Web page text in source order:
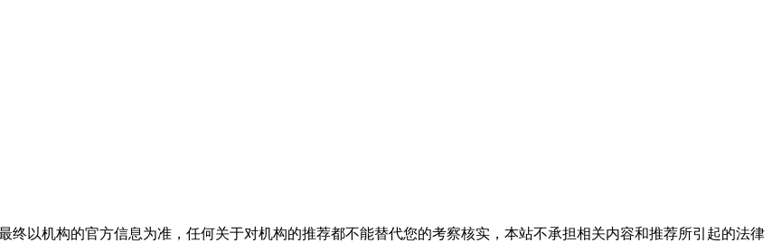
以机构的官方信息为准，任何关于对机构的推荐都不能替代您的考察核实，本站不承担相关内容和推荐所引起的法律